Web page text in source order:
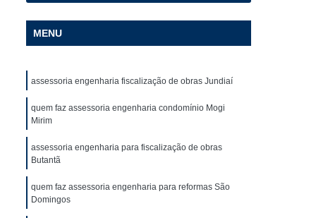
Colocação de Forro Drywall
Colocação
Gerenciamento de Obra
Gerenciamento de Obra Comercial
Gerenciamento de Obra Residencial
Gerenciamento de Obras Civis
de Construção Civil
Civil
MENU
assessoria engenharia fiscalização de obras Jundiaí
quem faz assessoria engenharia condomínio Mogi
Mirim
assessoria engenharia para fiscalização de obras
Butantã
quem faz assessoria engenharia para reformas São
Domingos